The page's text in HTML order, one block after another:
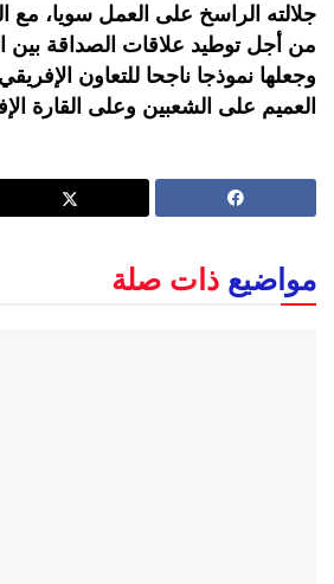
جلالته الراسخ على العمل سويا، مع
من أجل توطيد علاقات الصداقة بين
وجعلها نموذجا ناجحا للتعاون
العميم على الشعبين وعلى القارة
مواضيع ذات صلة